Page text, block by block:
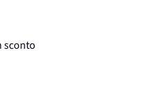
sconto